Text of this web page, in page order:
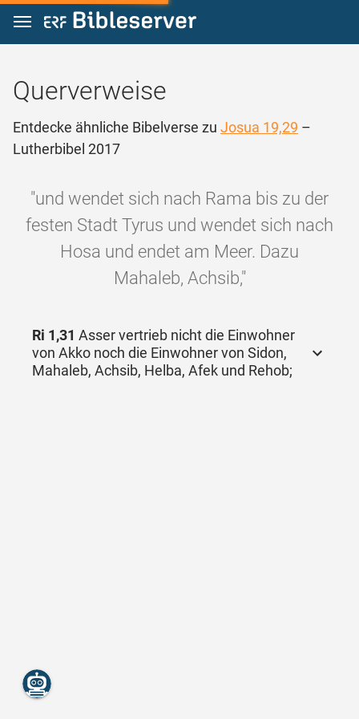
Zum Inhalt springen
Querverweise
Entdecke ähnliche Bibelverse zu Josua 19,29 –
Lutherbibel 2017
"und wendet sich nach Rama bis zu der
festen Stadt Tyrus und wendet sich nach
Hosa und endet am Meer. Dazu
Mahaleb, Achsib,"
Ri 1,31 Asser vertrieb nicht die Einwohner
von Akko noch die Einwohner von Sidon,
Mahaleb, Achsib, Helba, Afek und Rehob;